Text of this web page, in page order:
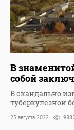
В
собой
В скандально
туберкулезной
25 августа 2022